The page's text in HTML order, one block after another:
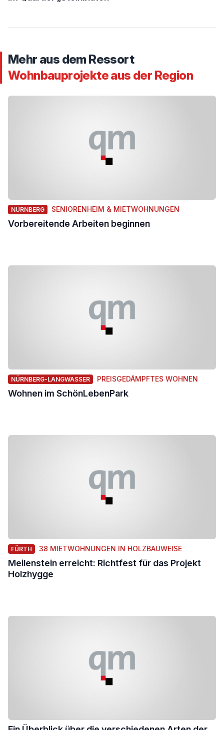
Mehr aus dem Ressort
Wohnbauprojekte aus der Region
NÜRNBERG SENIORENHEIM & MIETWOHNUNGEN
Vorbereitende Arbeiten beginnen
NÜRNBERG-LANGWASSER PREISGEDÄMPFTES WOHNEN
Wohnen im SchönLebenPark
FÜRTH 38 MIETWOHNUNGEN IN HOLZBAUWEISE
Meilenstein erreicht: Richtfest für das Projekt
Holzhygge